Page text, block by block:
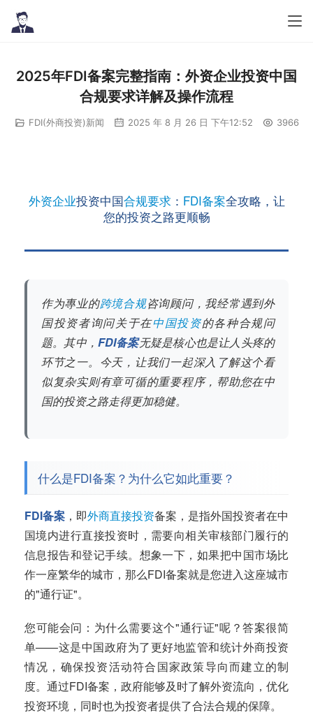
2025年FDI备案完整指南：外资企业投资中国
合规要求详解及操作流程
FDI(外商投资)新闻 2025 年 8 月 26 日 下午12:52 3966
外资企业投资中国合规要求： FDI备案全攻略，让
您的投资之路更顺畅
作为專业的跨境合规咨询顾问，我经常遇到外
国投资者询问关于在中国投资的各种合规问
题。其中，FDI备案无疑是核心也是让人头疼的
环节之一。今天，让我们一起深入了解这个看
似复杂实则有章可循的重要程序，帮助您在中
国的投资之路走得更加稳健。
什么是FDI备案？为什么它如此重要？
FDI备案 ，即外商直接投资备案，是指外国投资者在中
国境内进行直接投资时，需要向相关审核部门履行的
信息报告和登记手续。想象一下，如果把中国市场比
作一座繁华的城市，那么FDI备案就是您进入这座城市
的"通行证"。
您可能会问：为什么需要这个"通行证"呢？答案很简
单——这是中国政府为了更好地监管和统计外商投资
情况，确保投资活动符合国家政策导向而建立的制
度。通过FDI备案，政府能够及时了解外资流向，优化
投资环境，同时也为投资者提供了合法合规的保障。